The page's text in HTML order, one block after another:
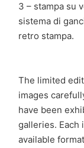
3 – stampa su
sistema di
retro stampa.
The limited
images
have been
galleries. Each
available